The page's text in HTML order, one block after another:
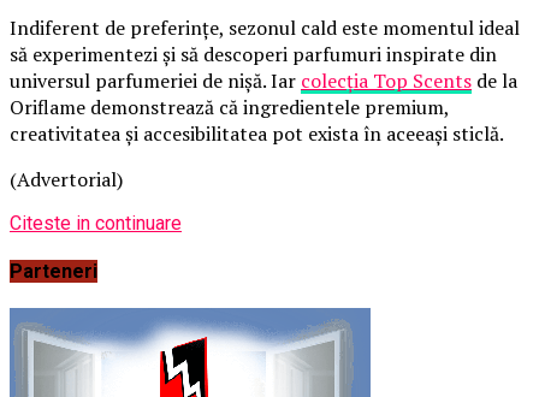
Indiferent de preferințe, sezonul cald este momentul ideal
să experimentezi și să descoperi parfumuri inspirate din
universul parfumeriei de nișă. Iar colecția Top Scents de la
Oriflame demonstrează că ingredientele premium,
creativitatea și accesibilitatea pot exista în aceeași sticlă.
(Advertorial)
Citeste in continuare
Parteneri